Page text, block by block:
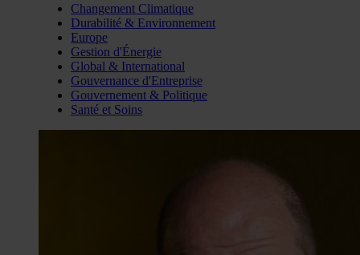
Changement Climatique
Durabilité & Environnement
Europe
Gestion d'Énergie
Global & International
Gouvernance d'Entreprise
Gouvernement & Politique
Santé et Soins